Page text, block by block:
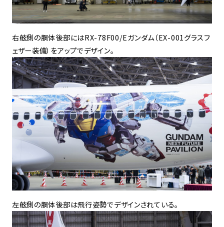
右舷側の胴体後部にはRX-78F00/Eガンダム（EX-001グラスフ
ェザー装備）をアップでデザイン。
左舷側の胴体後部は飛行姿勢でデザインされている。